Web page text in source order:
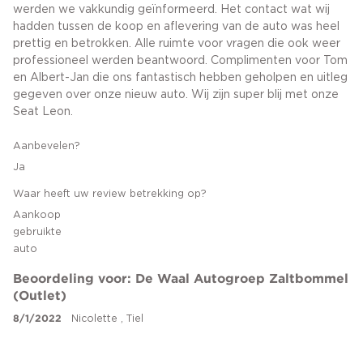
werden we vakkundig geïnformeerd. Het contact wat wij
hadden tussen de koop en aflevering van de auto was heel
prettig en betrokken. Alle ruimte voor vragen die ook weer
professioneel werden beantwoord. Complimenten voor Tom
en Albert-Jan die ons fantastisch hebben geholpen en uitleg
gegeven over onze nieuw auto. Wij zijn super blij met onze
Seat Leon.
Aanbevelen?
Ja
Waar heeft uw review betrekking op?
Aankoop
gebruikte
auto
Beoordeling voor: De Waal Autogroep Zaltbommel
(Outlet)
8/1/2022 Nicolette , Tiel